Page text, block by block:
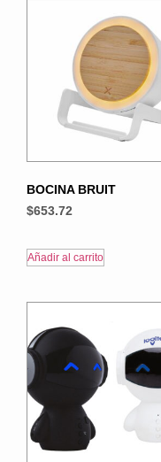
BOCINA BRUIT
$653.72
Añadir al carrito